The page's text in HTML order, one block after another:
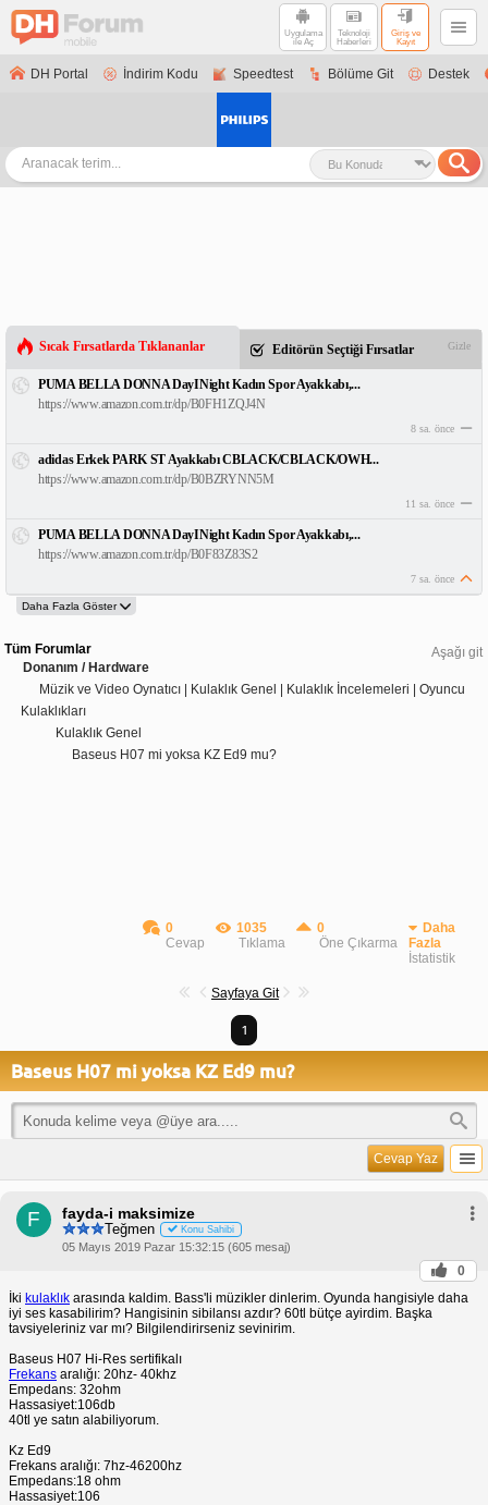
Uygulama
ile Aç
Teknoloji
Haberleri
Giriş ve
Kayıt
DH Portal İndirim Kodu Speedtest Bölüme Git Destek
Sıcak Fırsatlarda Tıklananlar Editörün Seçtiği Fırsatlar Gizle
PUMA BELLA DONNA DayINight Kadın Spor Ayakkabı,...
https://www.amazon.com.tr/dp/B0FH1ZQJ4N
8 sa. önce
adidas Erkek PARK ST Ayakkabı CBLACK/CBLACK/OWH...
https://www.amazon.com.tr/dp/B0BZRYNN5M
11 sa. önce
PUMA BELLA DONNA DayINight Kadın Spor Ayakkabı,...
https://www.amazon.com.tr/dp/B0F83Z83S2
7 sa. önce
Aşağı git
Tüm Forumlar
Donanım / Hardware
Müzik ve Video Oynatıcı | Kulaklık Genel | Kulaklık İncelemeleri | Oyuncu
Kulaklıkları
Kulaklık Genel
Baseus H07 mi yoksa KZ Ed9 mu?
0
Cevap
1035
Tıklama
0
Öne Çıkarma
Daha
Fazla
İstatistik
Sayfaya Git
1
Baseus H07 mi yoksa KZ Ed9 mu?
Cevap Yaz
F fayda-i maksimize
Teğmen Konu Sahibi
05 Mayıs 2019 Pazar 15:32:15 (605 mesaj)
0
İki kulaklık arasında kaldim. Bass'li müzikler dinlerim. Oyunda hangisiyle daha
iyi ses kasabilirim? Hangisinin sibilansı azdır? 60tl bütçe ayirdim. Başka
tavsiyeleriniz var mı? Bilgilendirirseniz sevinirim.
Baseus H07 Hi-Res sertifikalı
Frekans aralığı: 20hz- 40khz
Empedans: 32ohm
Hassasiyet:106db
40tl ye satın alabiliyorum.
Kz Ed9
Frekans aralığı: 7hz-46200hz
Empedans:18 ohm
Hassasiyet:106